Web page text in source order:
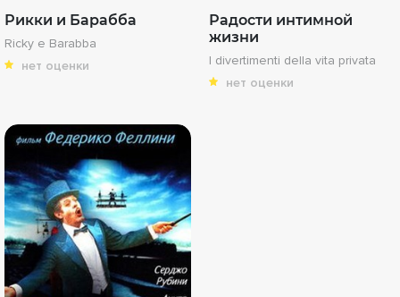
Рикки и Барабба
Ricky e Barabba
нет оценки
Радости интимной
жизни
I divertimenti della vita privata
нет оценки